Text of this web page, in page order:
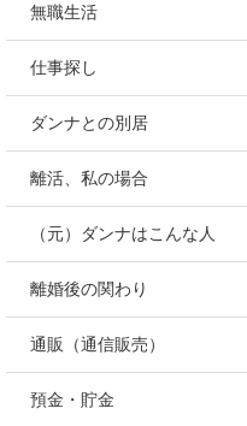
無職生活
仕事探し
ダンナとの別居
離活、私の場合
（元）ダンナはこんな人
離婚後の関わり
通販（通信販売）
預金・貯金